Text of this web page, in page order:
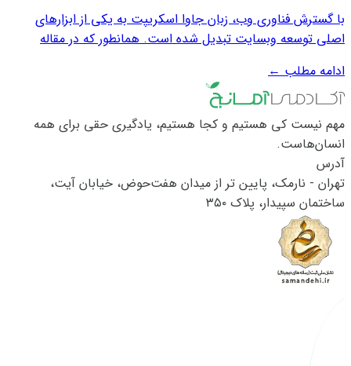
با گسترش فناوری وب، زبان جاوا اسکریپت به یکی از ابزارهای
اصلی توسعه وبسایت تبدیل شده است. همانطور که در مقاله
داده‌های مختلفی در زبان جاوا اسکریپت وجود دارد. هرکدام از این
داده‌ها ویژگی‌ها و کاربردهای...
ادامه مطلب←
مهم نیست کی هستیم و کجا هستیم، یادگیری حقی برای همه
انسان‌هاست.
آدرس
تهران - نارمک، پایین تر از میدان هفت‌حوض، خیابان آیت،
ساختمان سپیدار، پلاک ۳۵۰